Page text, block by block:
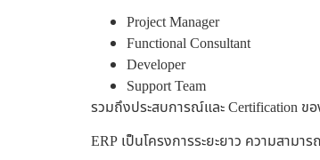
Project Manager
Functional Consultant
Developer
Support Team
รวมถึงประสบการณ์และ Certification ข
ERP เป็นโครงการระยะยาว ความสาม